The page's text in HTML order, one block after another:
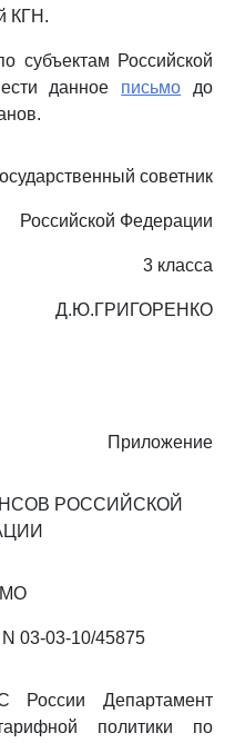
КГН.
субъектам Российской
данное письмо до
советник
Российской Федерации
3 класса
Д.Ю.ГРИГОРЕНКО
Приложение
РОССИЙСКОЙ
N 03-03-10/45875
Департамент
политики по